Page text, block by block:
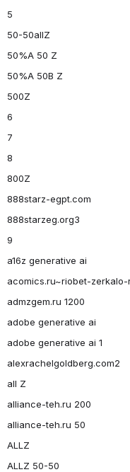
5
50-50allZ
50%A 50 Z
50%A 50B Z
500Z
6
7
8
800Z
888starz-egpt.com
888starzeg.org3
9
a16z generative ai
acomics.ru~riobet-
admzgem.ru 1200
adobe generative ai
adobe generative ai 1
alexrachelgoldberg.com2
all Z
alliance-teh.ru 200
alliance-teh.ru 50
ALLZ
ALLZ 50-50